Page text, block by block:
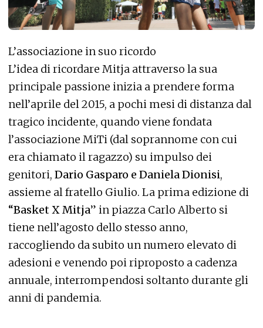
L’associazione in suo ricordo
L’idea di ricordare Mitja attraverso la sua
principale passione inizia a prendere forma
nell’aprile del 2015, a pochi mesi di distanza dal
tragico incidente, quando viene fondata
l’associazione MiTi (dal soprannome con cui
era chiamato il ragazzo) su impulso dei
genitori, Dario Gasparo e Daniela Dionisi,
assieme al fratello Giulio. La prima edizione di
“Basket X Mitja” in piazza Carlo Alberto si
tiene nell’agosto dello stesso anno,
raccogliendo da subito un numero elevato di
adesioni e venendo poi riproposto a cadenza
annuale, interrompendosi soltanto durante gli
anni di pandemia.